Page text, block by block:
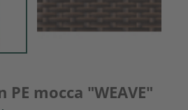
mocca "WEAVE"